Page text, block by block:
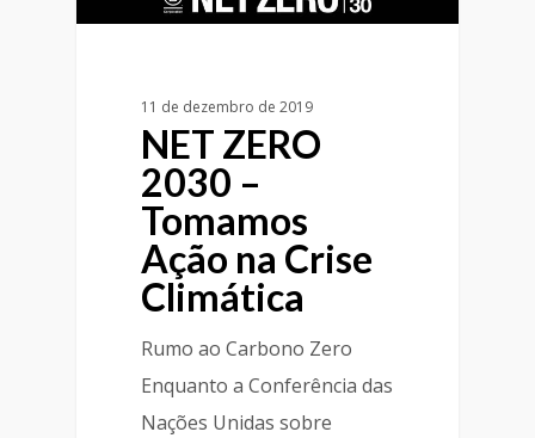
11 de dezembro de 2019
NET ZERO
2030 –
Tomamos
Ação na Crise
Climática
Rumo ao Carbono Zero
Enquanto a Conferência das
Nações Unidas sobre